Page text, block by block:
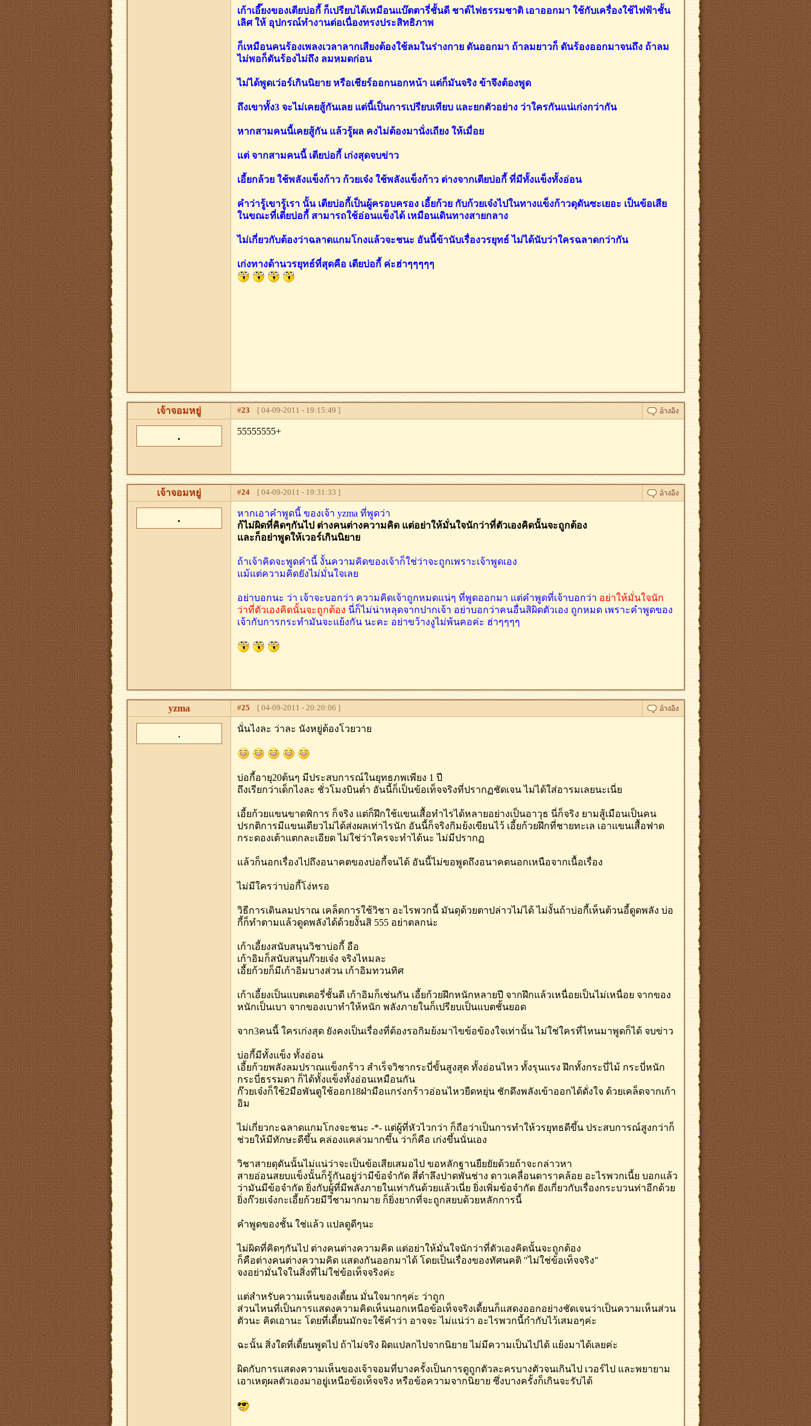
เก้าเอี๊ยงของเตียบ่อกี้ ก็เปรียบได้เหมือนแบ๊ตตารี่ชั้นดี ชาต์ไฟธรรมชาติ เอาออกมา ใช้กับเครื่องใช้ไฟฟ้าชั้น
เลิศ ให้ อุปกรณ์ทำงานต่อเนื่องทรงประสิทธิภาพ
ก็เหมือนคนร้องเพลงเวลาลากเสียงต้องใช้ลมในร่างกาย ดันออกมา ถ้าลมยาวก็ ดันร้องออกมาจนถึง ถ้าลม
ไม่พอก็ดันร้องไม่ถึง ลมหมดก่อน
ไม่ได้พูดเว่อร์เกินนิยาย หรือเชียร์ออกนอกหน้า แต่ก็มันจริง ข้าจึงต้องพูด
ถึงเขาทั้ง3 จะไม่เคยสู้กันเลย แต่นี้เป็นการเปรียบเทียบ และยกตัวอย่าง ว่าใครกันแน่เก่งกว่ากัน
หากสามคนนี้เคยสู้กัน แล้วรู้ผล คงไม่ต้องมานั่งเถียง ให้เมื่อย
แต่ จากสามคนนี้ เตียบ่อกี้ เก่งสุดจบข่าว
เอี้ยกล้วย ใช้พลังแข็งก้าว ก้วยเจ๋ง ใช้พลังแข็งก้าว ต่างจากเตียบ่อกี้ ที่มีทั้งแข็งทั้งอ่อน
คำว่ารู้เขารู้เรา นั้น เตียบ่อกี้เป็นผู้ครอบครอง เอี้ยก้วย กับก้วยเจ๋งไปในทางแข็งก้าวดุดันซะเยอะ เป็นข้อเสีย
ในขณะที่เตียบ่อกี้ สามารถใช้อ่อนแข็งได้ เหมือนเดินทางสายกลาง
ไม่เกี่ยวกับต้องว่าฉลาดแกมโกงแล้วจะชนะ อันนี้ข้านับเรื่องวรยุทธ์ ไม่ได้นับว่าใครฉลาดกว่ากัน
เก่งทางด้านวรยุทธ์ที่สุดคือ เตียบ่อกี้ ค่ะฮ่าๆๆๆๆๆ
เจ้าจอมหยู่ #23 [ 04-09-2011 - 19:15:49 ]
55555555+
เจ้าจอมหยู่ #24[ 04-09-2011 - 19:31:33 ]
หากเอาคำพูดนี้ ของเจ้า yzma ที่พูดว่า
ก้ไม่ผิดที่คิดๆกันไป ต่างคนต่างความคิด แต่อย่าให้มั่นใจนักว่าที่ตัวเองคิดนั้นจะถูกต้อง
และก็อย่าพูดให้เวอร์เกินนิยาย
ถ้าเจ้าคิดจะพูดคำนี้ งั้นความคิดของเจ้าก็ใช่ว่าจะถูกเพราะเจ้าพูดเอง
แม้แต่ความคิดยังไม่มั่นใจเลย
อย่าบอกนะ ว่า เจ้าจะบอกว่า ความคิดเจ้าถูกหมดแน่ๆ ที่พูดออกมา แต่คำพูดที่เจ้าบอกว่า อย่าให้มั่นใจนัก
ว่าที่ตัวเองคิดนั้นจะถูกต้อง นี่ก็ไม่น่าหลุดจากปากเจ้า อย่าบอกว่าคนอื่นสิผิดตัวเอง ถูกหมด เพราะคำพูดของ
เจ้ากับการกระทำมันจะแย้งกัน นะคะ อย่าขว้างงูไม่พ้นคอค่ะ ฮ่าๆๆๆๆ
yzma #25 [ 04-09-2011 - 20:20:06 ]
นั่นไงละ ว่าละ นังหยู่ต้องโวยวาย
บ่อกี้อายุ20ต้นๆ มีประสบการณ์ในยุทธภพเพียง 1 ปี
ถึงเรียกว่าเด็กไงละ ชั่วโมงบินต่ำ อันนี้ก็เป็นข้อเท็จจริงที่ปรากฏชัดเจน ไม่ได้ใส่อารมเลยนะเนี่ย
เอี้ยก้วยแขนขาดพิการ ก็จริง แต่ก็ฝึกใช้แขนเสื้อทำไรได้หลายอย่างเป็นอาวุธ นี่ก็จริง ยามสู้เมือนเป็นคน
ปรกติการมีแขนเดียวไม่ได้ส่งผลเท่าไรนัก อันนี้ก็จริงกิมย้งเขียนไว้ เอี้ยก้วยฝึกที่ชายทะเล เอาแขนเสื้อฟาด
กระดองเต้าแตกละเอียด ไม่ใช่ว่าใครจะทำได้นะ ไม่มีปรากฏ
แล้วก็นอกเรื่องไปถึงอนาคตของบ่อกี้จนได้ อันนี้ไม่ขอพูดถึงอนาคตนอกเหนือจากเนื้อเรื่อง
ไม่มีใครว่าบ่อกี้โง่หรอ
วิธีการเดินลมปราณ เคล็ดการใช้วิชา อะไรพวกนี้ มันดุด้วยตาปล่าวไม่ได้ ไม่งั้นถ้าบ่อกี้เห็นต้วนอี้ดูดพลัง บ่อ
กี้ก็ทำตามแล้วดูดพลังได้ด้วยงั้นสิ 555 อย่าตลกน่ะ
เก้าเอี้ยงสนับสนุนวิชาบ่อกี้ อือ
เก้าอิมก็สนับสนุนก๊วยเจ๋ง จริงไหมละ
เอี้ยก้วยก็มีเก้าอิมบางส่วน เก้าอิมทวนทิศ
เก้าเอี้ยงเป็นแบตเตอรี่ชั้นดี เก้าอิมก็เช่นกัน เอี้ยก้วยฝึกหนักหลายปี จากฝึกแล้วเหนื่อยเป็นไม่เหนื่อย จากของ
หนักเป็นเบา จากของเบาทำให้หนัก พลังภายในก็เปรียบเป็นแบตชั้นยอด
จาก3คนนี้ ใครเก่งสุด ยังคงเป็นเรื่องที่ต้องรอกิมย้งมาไขข้อข้องใจเท่านั้น ไม่ใช่ใครที่ไหนมาพูดก็ได้ จบข่าว
บ่อกี้มีทั้งแข็ง ทั้งอ่อน
เอี้ยก้วยพลังลมปราณแข็งกร้าว สำเร็จวิชากระบี่ขั้นสูงสุด ทั้งอ่อนไหว ทั้งรุนแรง ฝึกทั้งกระบี่ไม้ กระบี่หนัก
กระบี่ธรรมดา ก็ได้ทั้งแข็งทั้งอ่อนเหมือนกัน
ก๊วยเจ๋งก็ใช้2มือพันตูใช้ออก18ฝ่ามือแกร่งกร้าวอ่อนไหวยืดหยุ่น ชักดึงพลังเข้าออกได้ดั่งใจ ด้วยเคล็ดจากเก้า
อิม
ไม่เกี่ยวกะฉลาดแกมโกงจะชนะ -*- แต่ผู้ที่หัวไวกว่า ก็ถือว่าเป็นการทำให้วรยุทธดีขึ้น ประสบการณ์สูงกว่าก็
ช่วยให้มีทักษะดีขึ้น คล่องแคล่วมากขึ้น ว่าก็คือ เก่งขึ้นนั่นเอง
วิชาสายดุดันนั้นไม่แน่ว่าจะเป็นข้อเสียเสมอไป ขอหลักฐานยืยยัยด้วยถ้าจะกล่าวหา
สายอ่อนสยบแข็งนั้นก็รู้กันอยู่ว่ามีข้อจำกัด สี่ตำลึงปาดพันช่าง ดาวเคลื่อนดาราคล้อย อะไรพวกเนี้ย บอกแล้ว
ว่ามันมีข้อจำกัด ยิ่งกับผู้ที่มีพลังภายในเท่ากันด้วยแล้วเนี่ย ยิ่งเพิ่มข้อจำกัด ยังเกี่ยวกับเรื่องกระบวนท่าอีกด้วย
ยิ่งก๊วยเจ๋งกะเอี้ยก้วยมีวีชามากมาย ก็ยิ่งยากที่จะถูกสยบด้วยหลักการนี้
คำพูดของชั้น ใช่แล้ว แปลดูดีๆนะ
ไม่ผิดที่คิดๆกันไป ต่างคนต่างความคิด แต่อย่าให้มั่นใจนักว่าที่ตัวเองคิดนั้นจะถูกต้อง
ก็คือต่างคนต่างความคิด แสดงกันออกมาได้ โดยเป็นเรื่องของทัศนคติ "ไม่ใช่ข้อเท็จจริง"
จงอย่ามั่นใจในสิ่งที่ไม่ใช่ข้อเท็จจริงค่ะ
แต่สำหรับความเห็นของเดี้ยน มั่นใจมากๆค่ะ ว่าถูก
ส่วนไหนที่เป็นการแสดงความคิดเห็นนอกเหนือข้อเท็จจริงเดี้ยนก็แสดงออกอย่างชัดเจนว่าเป็นความเห็นส่วน
ตัวนะ คิดเอานะ โดยที่เดี้ยนมักจะใช้คำว่า อาจจะ ไม่แน่ว่า อะไรพวกนี้กำกับไว้เสมอๆค่ะ
ฉะนั้น สิ่งใดที่เดี้ยนพูดไป ถ้าไม่จริง ผิดแปลกไปจากนิยาย ไม่มีความเป็นไปได้ แย้งมาได้เลยค่ะ
ผิดกับการแสดงความเห็นของเจ้าจอมที่บางครั้งเป็นการดูถูกตัวละครบางตัวจนเกินไป เวอร์ไป และพยายาม
เอาเหตุผลตัวเองมาอยู่เหนือข้อเท็จจริง หรือข้อความจากนิยาย ซึ่งบางครั้งก็เกินจะรับได้